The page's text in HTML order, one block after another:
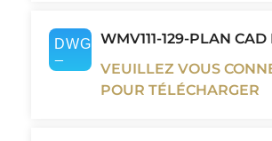
WMV111-129-PLAN CAD
VEUILLEZ VOUS
POUR TÉLÉCHARGER